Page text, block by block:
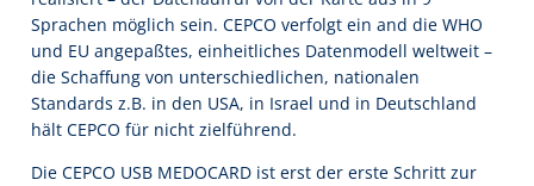
Sprachen möglich sein. CEPCO verfolgt ein and die WHO
und EU angepaßtes, einheitliches Datenmodell weltweit –
die Schaffung von unterschiedlichen, nationalen
Standards z.B. in den USA, in Israel und in Deutschland
hält CEPCO für nicht zielführend.
Die CEPCO USB MEDOCARD ist erst der erste Schritt zur